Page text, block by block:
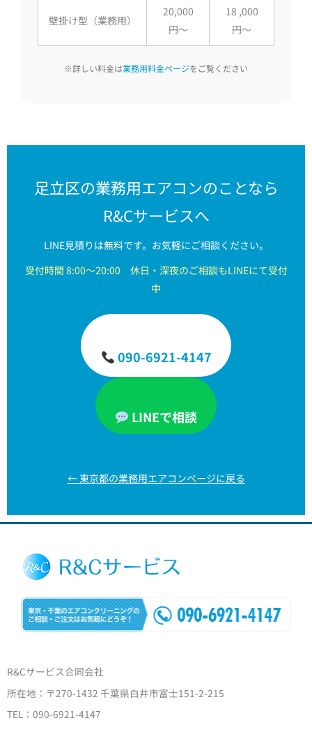
壁掛け型（業務用）
20,000
円〜
18 ,000
円〜
※詳しい料金は業務用料金ページをご覧ください
足立区の業務用エアコンのことなら
R&Cサービスへ
LINE見積りは無料です。お気軽にご相談ください。
受付時間 8:00〜20:00 休日・深夜のご相談もLINEにて受付
中
090-6921-4147
LINEで相談
← 東京都の業務用エアコンページに戻る
R&Cサービス合同会社
所在地：〒270-1432 千葉県白井市富士151-2-215
TEL：090-6921-4147